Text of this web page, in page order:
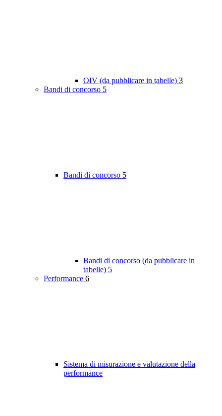
OIV (da pubblicare in tabelle) 3
Bandi di concorso 5
Bandi di concorso 5
Bandi di concorso (da pubblicare in
tabelle) 5
Performance 6
Sistema di misurazione e valutazione della
performance